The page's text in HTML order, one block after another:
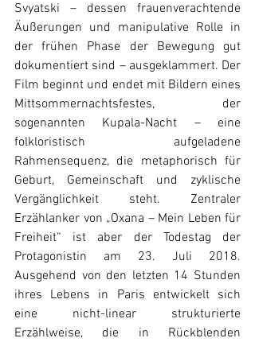
Svyatski – dessen frauenverachtende
Äußerungen und manipulative Rolle in
der frühen Phase der Bewegung gut
dokumentiert sind – ausgeklammert. Der
Film beginnt und endet mit Bildern eines
Mittsommernachtsfestes, der
sogenannten Kupala-Nacht – eine
folkloristisch aufgeladene
Rahmensequenz, die metaphorisch für
Geburt, Gemeinschaft und zyklische
Vergänglichkeit steht. Zentraler
Erzählanker von „Oxana – Mein Leben für
Freiheit“ ist aber der Todestag der
Protagonistin am 23. Juli 2018.
Ausgehend von den letzten 14 Stunden
ihres Lebens in Paris entwickelt sich
eine nicht-linear strukturierte
Erzählweise, die in Rückblenden